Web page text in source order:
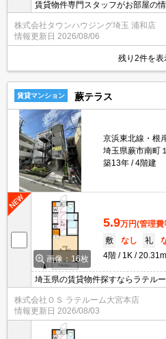
賃貸物件専門スタッフがお部屋の
お問合わせはタウンハウジング浦
株式会社タウンハウジング埼玉 浦和店
情報更新日 2026/08/06
残り2件を表
賃貸マンション 蕨テラス
京浜東北線・根
埼玉県蕨市南町
築13年
4階建
画像：16枚
5.9万円(管理費
敷
なし 礼
4階
1K
埼玉県の賃貸物件探すならラテル
の中でも埼玉県に特化しておりま
可能！インターネット上に公開さ
す。初期費用のキャンペーン物件
支払いも対応しております。 ※当
となります。
株式会社ＯＳ ラテルーム大宮本店
情報更新日 2026/08/03